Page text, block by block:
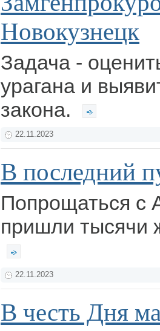
Новокузнецк
Задача -
урагана и
закона.
22.11.2023
В последний
Попрощаться с
пришли тысячи
22.11.2023
В честь Дня